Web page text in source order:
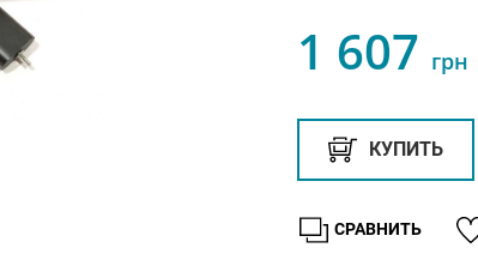
1 607 грн
КУПИТЬ
СРАВНИТЬ